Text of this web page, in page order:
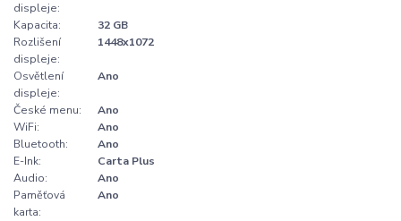
displeje:
Kapacita:
32 GB
Rozlišení
displeje:
1448x1072
Osvětlení
displeje:
Ano
České menu:
Ano
WiFi:
Ano
Bluetooth:
Ano
E-Ink:
Carta Plus
Audio:
Ano
Paměťová
karta:
Ano